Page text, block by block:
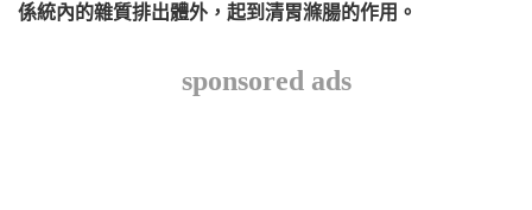
係統內的雜質排出體外，起到清胃滌腸的作用。
sponsored ads